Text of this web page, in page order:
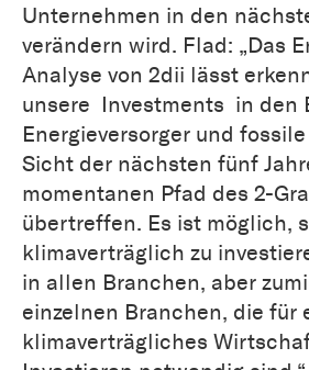
Unternehmen in den
verändern wird. Flad: „Das
Analyse von 2dii lässt
unsere Investments in den
Energieversorger und
Sicht der nächsten fünf
momentanen Pfad des 2-
übertreffen. Es ist möglich,
klimaverträglich zu
in allen Branchen, aber
einzelnen Branchen, die für
klimaverträgliches